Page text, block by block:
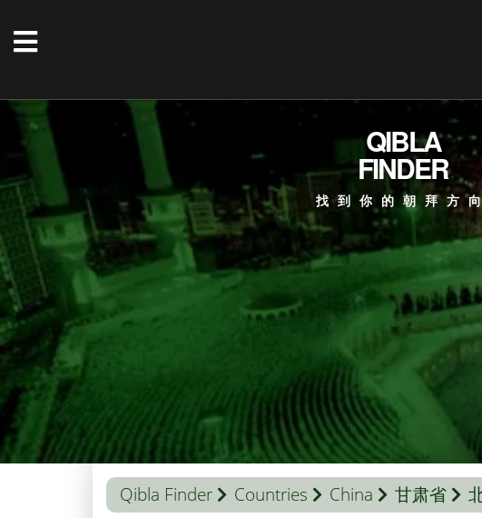
QIBLA
FINDER
找到你的朝拜方
Qibla Finder Countries China 甘肃省